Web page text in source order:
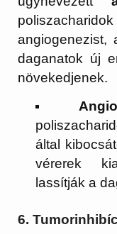
angiogenezist,
daganatok új
növekedjenek.
által
vérerek
lassítják a
6.